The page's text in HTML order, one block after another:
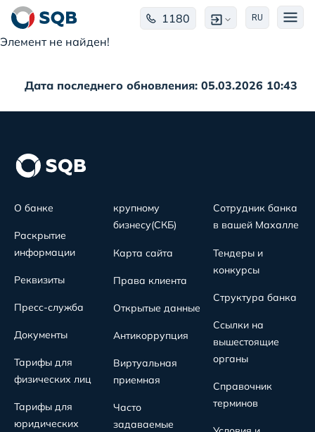
1180 RU
Элемент не найден!
Дата последнего обновления: 05.03.2026 10:43
О банке
Раскрытие
информации
Реквизиты
Пресс-служба
Документы
Тарифы для
физических лиц
Тарифы для
юридических
крупному
бизнесу(СКБ)
Карта сайта
Права клиента
Открытые данные
Антикоррупция
Виртуальная
приемная
Часто
задаваемые
Сотрудник банка
в вашей Махалле
Тендеры и
конкурсы
Структура банка
Ссылки на
вышестоящие
органы
Справочник
терминов